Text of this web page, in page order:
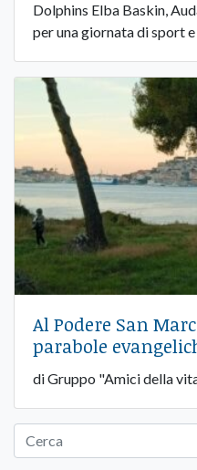
Dolphins Elba Baskin,
per una giornata di sport
Al Podere San
parabole
di Gruppo "Amici della